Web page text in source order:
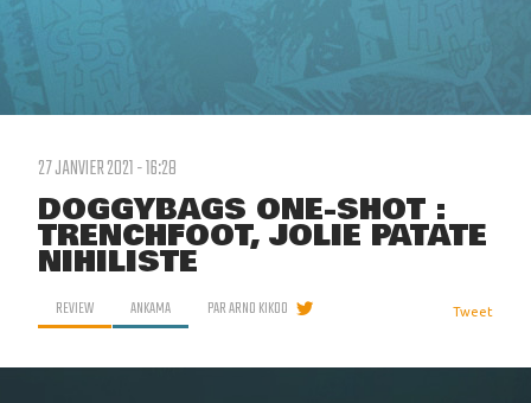
27 JANVIER 2021 - 16:28
DOGGYBAGS ONE-SHOT :
TRENCHFOOT, JOLIE PATATE
NIHILISTE
REVIEW ANKAMA PARARNO KIKOO Tweet